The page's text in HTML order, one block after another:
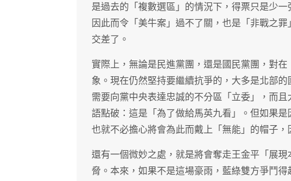
是過去的「複數選區」的情況下，得票只是少
因此而令「美牛案」過不了關，也是「非戰之
交差了。
實際上，無論是民進黨團，還是國民黨團，對
象。現在仍然堅持要繼續抗爭的，大多是北部
需要向黨中央表達忠誠的不分區「立委」，而
語點破：這是「為了做給馬英九看」。但如果
也就不必擔心將會為此而戴上「無能」的帽子，
還有一個微妙之處，就是將會奪走王金平「展
脅。本來，如果不是這場豪雨，藍綠雙方爭鬥